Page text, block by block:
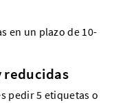
en un plazo de 10-
reducidas
pedir 5 etiquetas o